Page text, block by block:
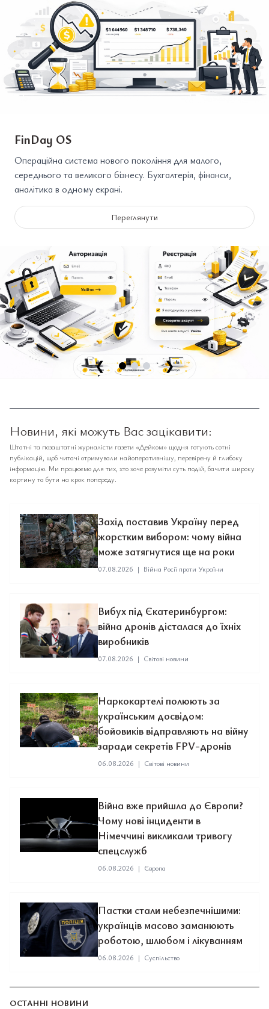
FinDay OS
Операційна система нового покоління для малого,
середнього та великого бізнесу. Бухгалтерія, фінанси,
аналітика в одному екрані.
Переглянути
❮ ❯
Новини, які можуть Вас зацікавити:
Штатні та позаштатні журналісти газети «Дейком» щодня готують сотні
публікацій, щоб читачі отримували найоперативнішу, перевірену й глибоку
інформацію. Ми працюємо для тих, хто хоче розуміти суть подій, бачити широку
картину та бути на крок попереду.
Захід поставив Україну перед
жорстким вибором: чому війна
може затягнутися ще на роки
07.08.2026 | Війна Росії проти України
Вибух під Єкатеринбургом:
війна дронів дісталася до їхніх
виробників
07.08.2026 | Світові новини
Наркокартелі полюють за
українським досвідом:
бойовиків відправляють на війну
заради секретів FPV-дронів
06.08.2026 | Світові новини
Війна вже прийшла до Європи?
Чому нові інциденти в
Німеччині викликали тривогу
спецслужб
06.08.2026 | Європа
Пастки стали небезпечнішими:
українців масово заманюють
роботою, шлюбом і лікуванням
06.08.2026 | Суспільство
ОСТАННІ НОВИНИ